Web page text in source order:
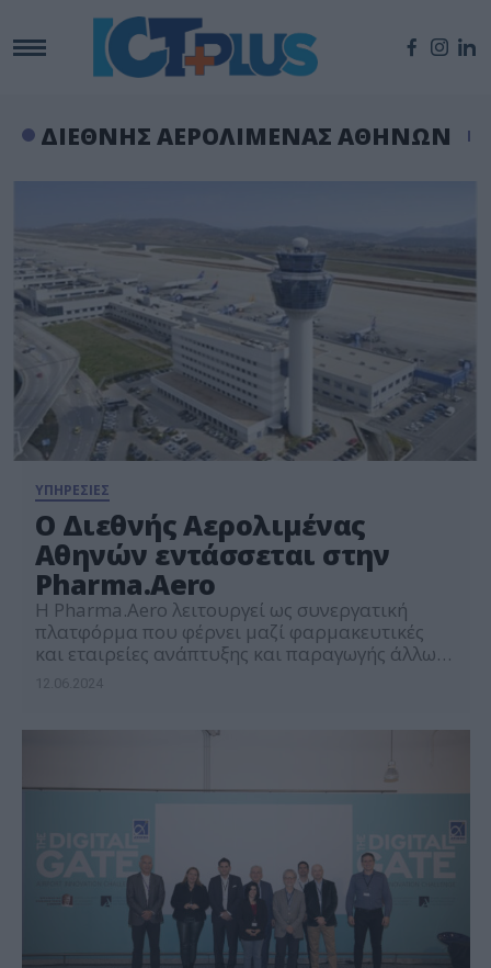
ΔΙΕΘΝΗΣ ΑΕΡΟΛΙΜΕΝΑΣ ΑΘΗΝΩΝ
ΥΠΗΡΕΣΙΕΣ
O Διεθνής Αερολιμένας
Αθηνών εντάσσεται στην
Pharma.Aero
Η Pharma.Aero λειτουργεί ως συνεργατική
πλατφόρμα που φέρνει μαζί φαρμακευτικές
και εταιρείες ανάπτυξης και παραγωγής άλλων
συμπεριλαμβανομένων αεροδρομίων,
υπηρεσιών logistics